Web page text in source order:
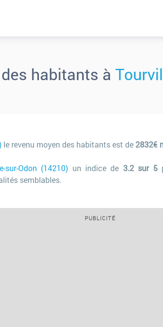
habitants à
le revenu moyen des habitants est de2832€
sur-Odon (14210) un indice de 3.2 sur 5
semblables.
PUBLICITÉ